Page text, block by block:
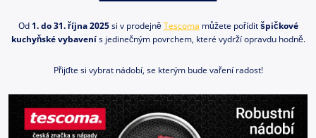
Od 1. do 31. října 2025si v prodejně Tescoma můžete pořídit špičkové
kuchyňské vybavenís jedinečným povrchem, které vydrží opravdu hodně.
Přijďte si vybrat nádobí, se kterým bude vaření radost!